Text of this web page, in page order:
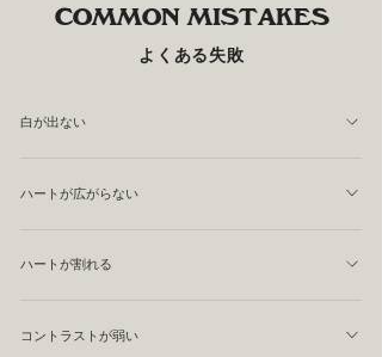
COMMON MISTAKES
よくある失敗
白が出ない
ハートが広がらない
ハートが割れる
トスルーが強すぎる場合があります。
コントラストが弱い